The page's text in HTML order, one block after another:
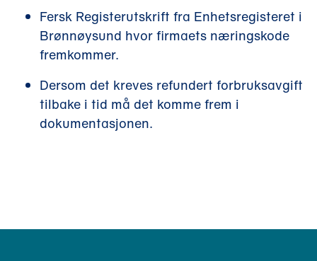
s
i
t
Fersk Registerutskrift fra Enhetsregisteret i
Brønnøysund hvor firmaets næringskode
fremkommer.
Dersom det kreves refundert forbruksavgift
tilbake i tid må det komme frem i
dokumentasjonen.